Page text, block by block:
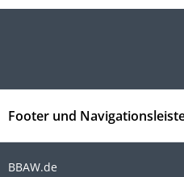
Footer und
BBAW.de